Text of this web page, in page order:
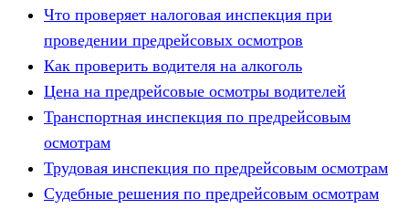
Что проверяет налоговая инспекция при
проведении предрейсовых осмотров
Как проверить водителя на алкоголь
Цена на предрейсовые осмотры водителей
Транспортная инспекция по предрейсовым
осмотрам
Трудовая инспекция по предрейсовым осмотрам
Судебные решения по предрейсовым осмотрам